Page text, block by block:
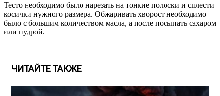
Тесто необходимо было нарезать на тонкие полоски и сплести
косички нужного размера. Обжаривать хворост необходимо
было с большим количеством масла, а после посыпать сахаром
или пудрой.
ЧИТАЙТЕ ТАКЖЕ